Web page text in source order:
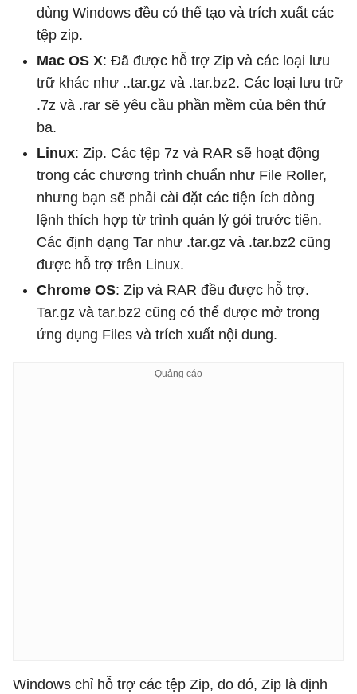
dùng Windows đều có thể tạo và trích xuất các
tệp zip.
Mac OS X: Đã được hỗ trợ Zip và các loại lưu
trữ khác như ..tar.gz và .tar.bz2. Các loại lưu trữ
.7z và .rar sẽ yêu cầu phần mềm của bên thứ
ba.
Linux: Zip. Các tệp 7z và RAR sẽ hoạt động
trong các chương trình chuẩn như File Roller,
nhưng bạn sẽ phải cài đặt các tiện ích dòng
lệnh thích hợp từ trình quản lý gói trước tiên.
Các định dạng Tar như .tar.gz và .tar.bz2 cũng
được hỗ trợ trên Linux.
Chrome OS: Zip và RAR đều được hỗ trợ.
Tar.gz và tar.bz2 cũng có thể được mở trong
ứng dụng Files và trích xuất nội dung.
Windows chỉ hỗ trợ các tệp Zip, do đó, Zip là định